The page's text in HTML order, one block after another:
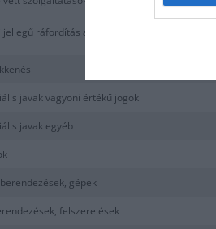
jellegű ráfordítás a személyzet (mind a 185
javak vagyoni értékű jogok
javak egyéb
gépek
felszerelések